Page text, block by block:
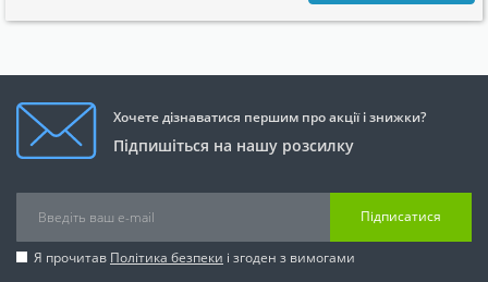
Хочете дізнаватися першим про акції і знижки?
Підпишіться на нашу розсилку
Підписатися
Я прочитав Політика безпеки і згоден з вимогами